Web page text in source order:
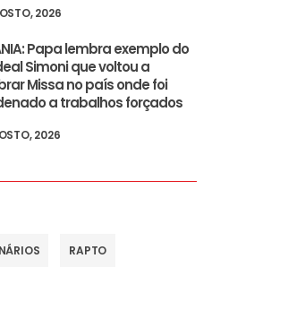
2026
Papa lembra exemplo do
Simoni que voltou a
Missa no país onde foi
a trabalhos forçados
2026
RAPTO